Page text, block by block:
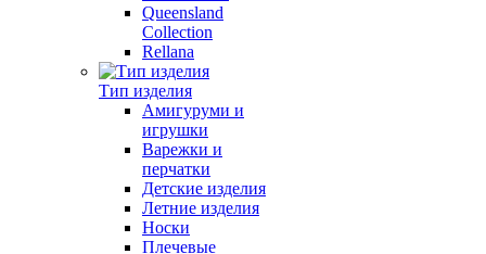
Queensland
Collection
Rellana
Тип изделия
Амигуруми и
игрушки
Варежки и
перчатки
Детские изделия
Летние изделия
Носки
Плечевые